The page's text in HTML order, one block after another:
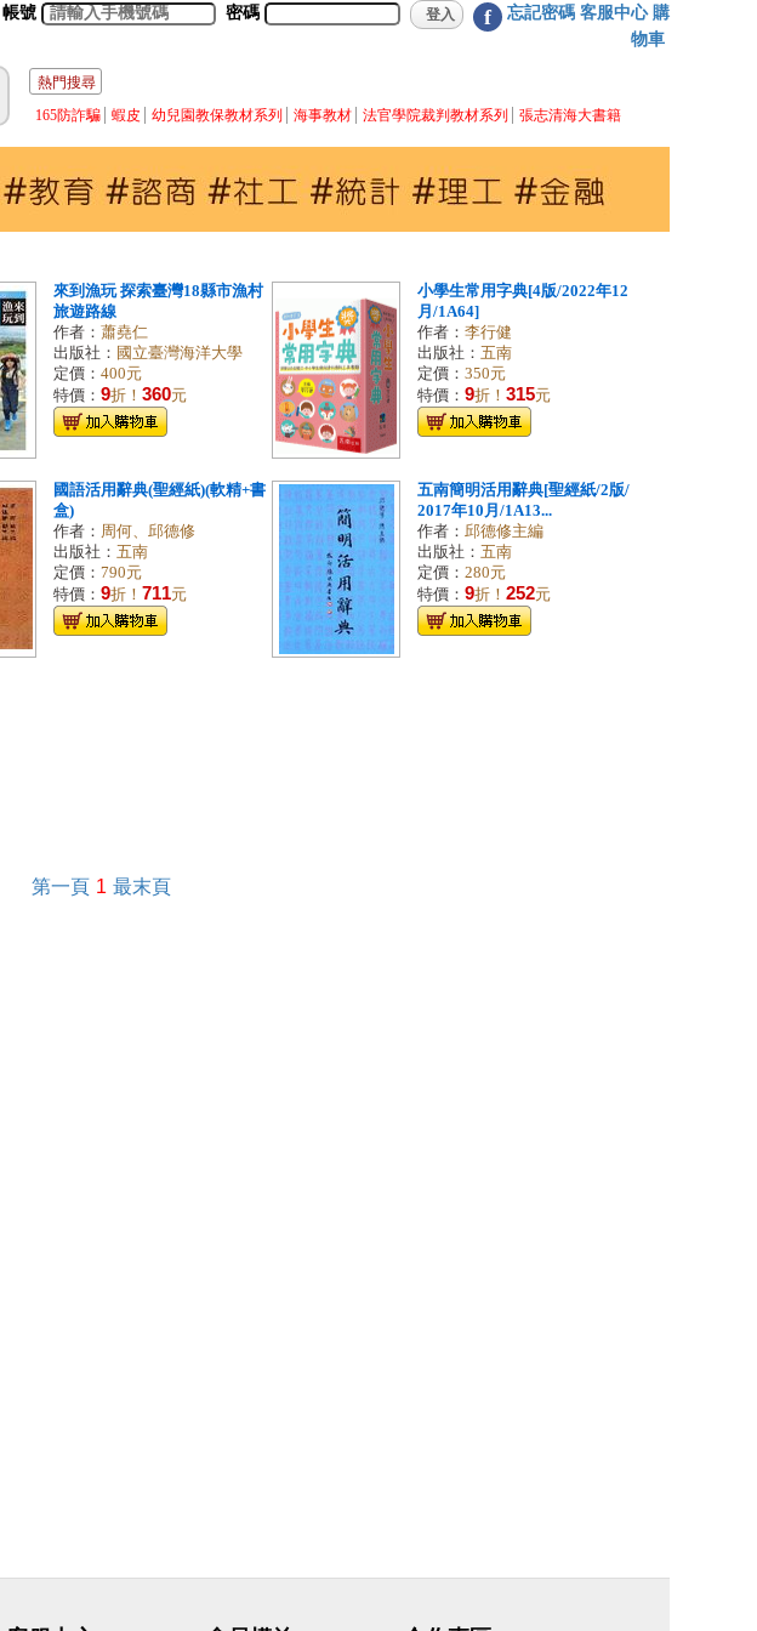
帳號 密碼 f 忘記密碼 客服中心 購
物車
熱門搜尋
165防詐騙
蝦皮 幼兒園教保教材系列 海事教材 法官學院裁判教材系列 張志清海大書籍
來到漁玩 探索臺灣18縣市漁村
旅遊路線
作者： 蕭堯仁
出版社： 國立臺灣海洋大學
定價： 400元
特價： 9折！ 360元
小學生常用字典[4版/2022年12
月/1A64]
作者： 李行健
出版社： 五南
定價： 350元
特價： 9折！ 315元
國語活用辭典(聖經紙)(軟精+書
盒)
作者： 周何、邱德修
出版社： 五南
定價： 790元
特價： 9折！ 711元
五南簡明活用辭典[聖經紙/2版/
2017年10月/1A13...
作者： 邱德修主編
出版社： 五南
定價： 280元
特價： 9折！ 252元
第一頁 1 最末頁